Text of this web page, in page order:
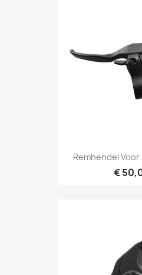
Remhendel Voor
€